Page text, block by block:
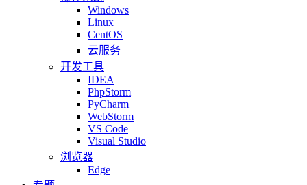
Windows
Linux
CentOS
云服务
开发工具
IDEA
PhpStorm
PyCharm
WebStorm
VS Code
Visual Studio
浏览器
Edge